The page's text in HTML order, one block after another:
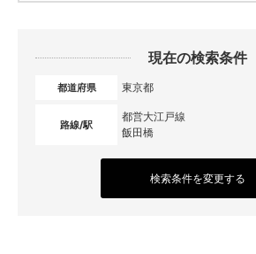
現在の検索条件
都道府県 東京都
路線/駅
都営大江戸線
飯田橋
検索条件を変更する